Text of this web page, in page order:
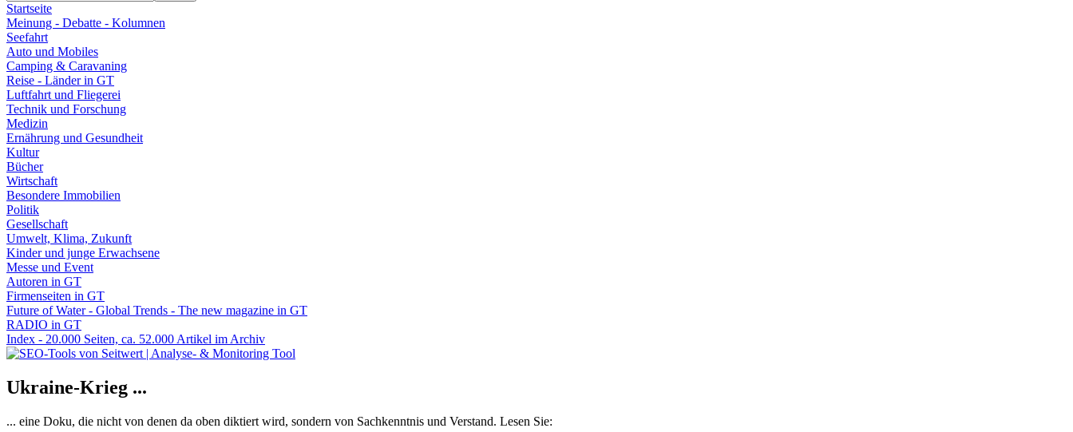
Startseite
Meinung - Debatte - Kolumnen
Seefahrt
Auto und Mobiles
Camping & Caravaning
Reise - Länder in GT
Luftfahrt und Fliegerei
Technik und Forschung
Medizin
Ernährung und Gesundheit
Kultur
Bücher
Wirtschaft
Besondere Immobilien
Politik
Gesellschaft
Umwelt, Klima, Zukunft
Kinder und junge Erwachsene
Messe und Event
Autoren in GT
Firmenseiten in GT
Future of Water - Global Trends - The new magazine in GT
RADIO in GT
Index - 20.000 Seiten, ca. 52.000 Artikel im Archiv
Ukraine-Krieg ...
... eine Doku, die nicht von denen da oben diktiert wird, sondern von Sachkenntnis und Verstand. Lesen Sie: